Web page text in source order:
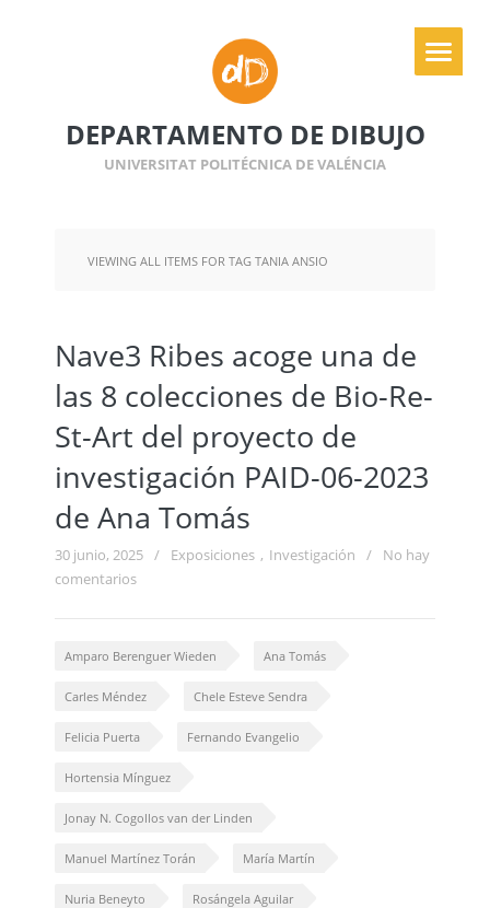
DEPARTAMENTO DE DIBUJO
UNIVERSITAT POLITÉCNICA DE VALÉNCIA
VIEWING ALL ITEMS FOR TAG TANIA ANSIO
Nave3 Ribes acoge una de
las 8 colecciones de Bio-Re-
St-Art del proyecto de
investigación PAID-06-2023
de Ana Tomás
30 junio, 2025 / Exposiciones , Investigación /
No hay
comentarios
Amparo Berenguer Wieden Ana Tomás
Carles Méndez Chele Esteve Sendra
Felicia Puerta Fernando Evangelio
Hortensia Mínguez
Jonay N. Cogollos van der Linden
Manuel Martínez Torán María Martín
Nuria Beneyto Rosángela Aguilar